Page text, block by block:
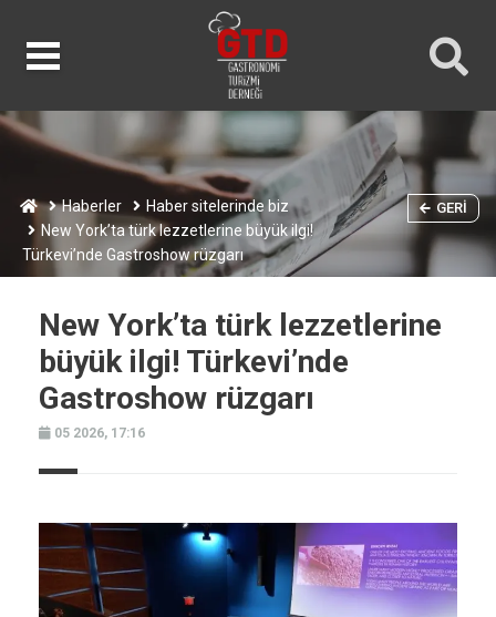
Haberler
Haber sitelerinde biz
New York’ta türk lezzetlerine büyük ilgi!
Türkevi’nde Gastroshow rüzgarı
GERI
New York’ta türk lezzetlerine
büyük ilgi! Türkevi’nde
Gastroshow rüzgarı
05 2026, 17:16